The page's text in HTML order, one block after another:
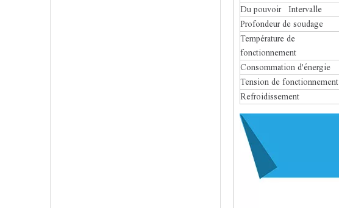
Du pouvoir Intervalle
Profondeur de soudage
Température de
fonctionnement
Consommation d'énergie
Tension de fonctionnement
Refroidissement